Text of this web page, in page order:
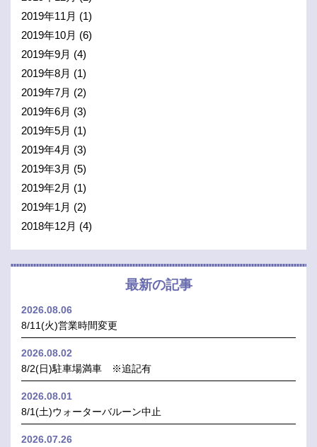
2019年11月 (1)
2019年10月 (6)
2019年9月 (4)
2019年8月 (1)
2019年7月 (2)
2019年6月 (3)
2019年5月 (1)
2019年4月 (3)
2019年3月 (5)
2019年2月 (1)
2019年1月 (2)
2018年12月 (4)
最新の記事
2026.08.06
8/11(火)営業時間変更
2026.08.02
8/2(日)駐車場満車 ※追記有
2026.08.01
8/1(土)ウォーターバルーン中止
2026.07.26